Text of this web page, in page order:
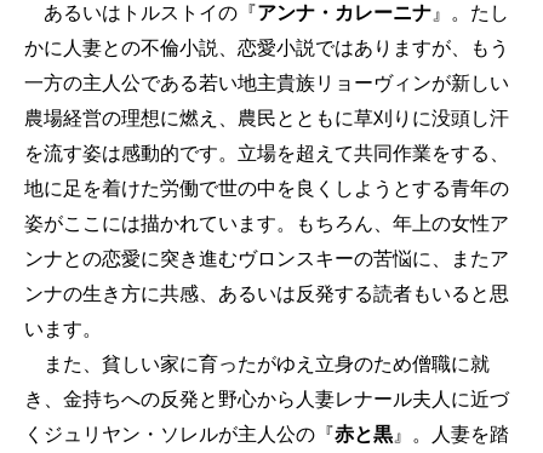
あるいはトルストイの『アンナ・カレーニナ 』。たし
かに人妻との不倫小説、恋愛小説ではありますが、もう
一方の主人公である若い地主貴族リョーヴィンが新しい
農場経営の理想に燃え、農民とともに草刈りに没頭し汗
を流す姿は感動的です。立場を超えて共同作業をする、
地に足を着けた労働で世の中を良くしようとする青年の
姿がここには描かれています。もちろん、年上の女性ア
ンナとの恋愛に突き進むヴロンスキーの苦悩に、またア
ンナの生き方に共感、あるいは反発する読者もいると思
います。
また、貧しい家に育ったがゆえ立身のため僧職に就
き、金持ちへの反発と野心から人妻レナール夫人に近づ
くジュリヤン・ソレルが主人公の『赤と黒 』。人妻を踏